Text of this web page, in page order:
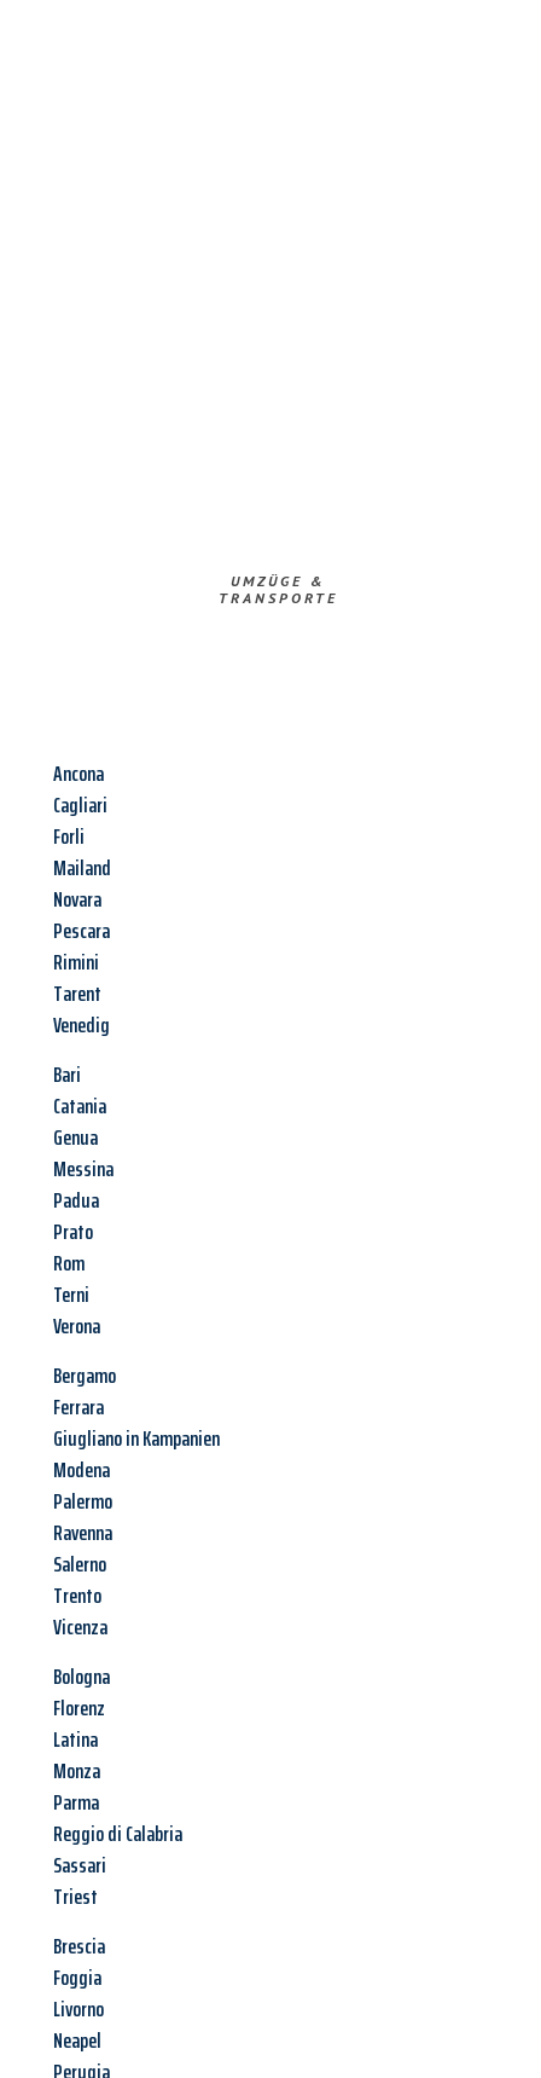
UMZÜGE &
TRANSPORTE
Ancona
Cagliari
Forli
Mailand
Novara
Pescara
Rimini
Tarent
Venedig
Bari
Catania
Genua
Messina
Padua
Prato
Rom
Terni
Verona
Bergamo
Ferrara
Giugliano in Kampanien
Modena
Palermo
Ravenna
Salerno
Trento
Vicenza
Bologna
Florenz
Latina
Monza
Parma
Reggio di Calabria
Sassari
Triest
Brescia
Foggia
Livorno
Neapel